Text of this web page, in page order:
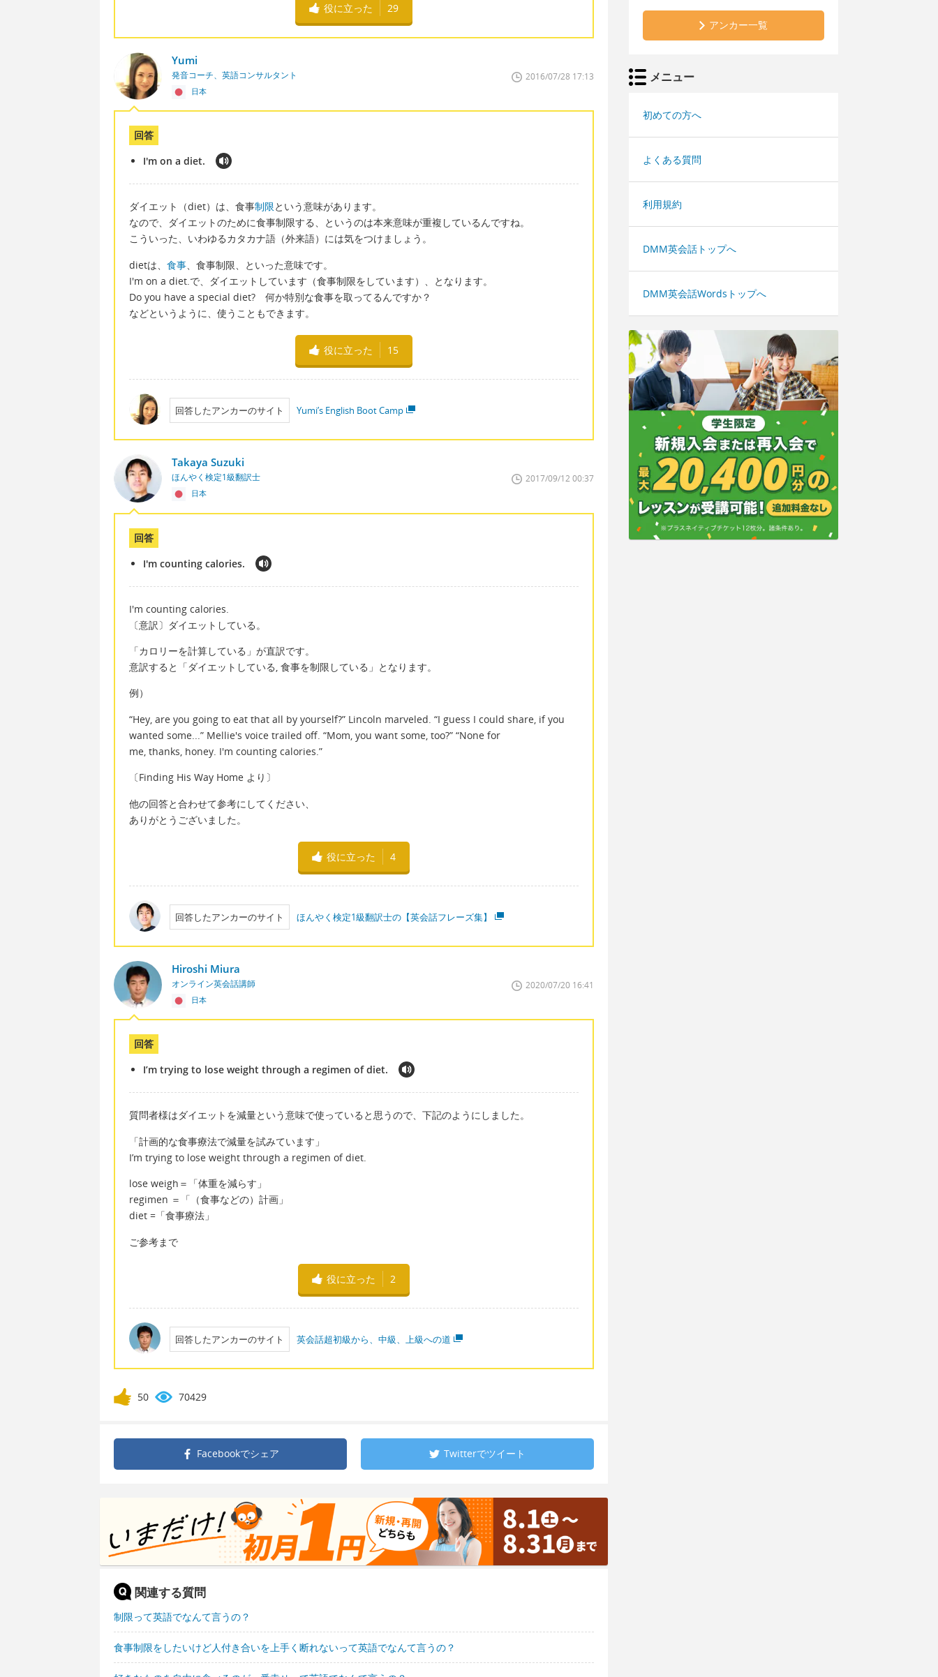
役に立った 29
Yumi
発音コーチ、英語コンサルタント
日本
2016/07/28 17:13
回答
I'm on a diet.
ダイエット（diet）は、食事制限という意味があります。
なので、ダイエットのために食事制限する、というのは本来意味が重複しているんですね。
こういった、いわゆるカタカナ語（外来語）には気をつけましょう。
dietは、 食事 、食事制限、といった意味です。
I'm on a diet.で、ダイエットしています（食事制限をしています）、となります。
Do you have a special diet? 何か特別な食事を取ってるんですか？
などというように、使うこともできます。
役に立った 15
回答したアンカーのサイト Yumi’s English Boot Camp
Takaya Suzuki
ほんやく検定1級翻訳士
日本
2017/09/12 00:37
回答
I'm counting calories.
I'm counting calories.
〔意訳〕ダイエットしている。
「カロリーを計算している」が直訳です。
意訳すると「ダイエットしている, 食事を制限している」となります。
例）
“Hey, are you going to eat that all by yourself?” Lincoln marveled. “I guess I could share, if you
wanted some...” Mellie's voice trailed off. “Mom, you want some, too?” “None for
me, thanks, honey. I'm counting calories.”
〔Finding His Way Home より〕
他の回答と合わせて参考にしてください、
ありがとうございました。
役に立った 4
回答したアンカーのサイト ほんやく検定1級翻訳士の【英会話フレーズ集】
Hiroshi Miura
オンライン英会話講師
日本
2020/07/20 16:41
回答
I’m trying to lose weight through a regimen of diet.
質問者様はダイエットを減量という意味で使っていると思うので、下記のようにしました。
「計画的な食事療法で減量を試みています」
I’m trying to lose weight through a regimen of diet.
lose weigh＝「体重を減らす」
regimen ＝「（食事などの）計画」
diet =「食事療法」
ご参考まで
役に立った 2
回答したアンカーのサイト 英会話超初級から、中級、上級への道
50 70429
Facebookでシェア Twitterでツイート
関連する質問
制限って英語でなんて言うの？
食事制限をしたいけど人付き合いを上手く断れないって英語でなんて言うの？
アンカー一覧
メニュー
初めての方へ
よくある質問
利用規約
DMM英会話トップへ
DMM英会話Wordsトップへ